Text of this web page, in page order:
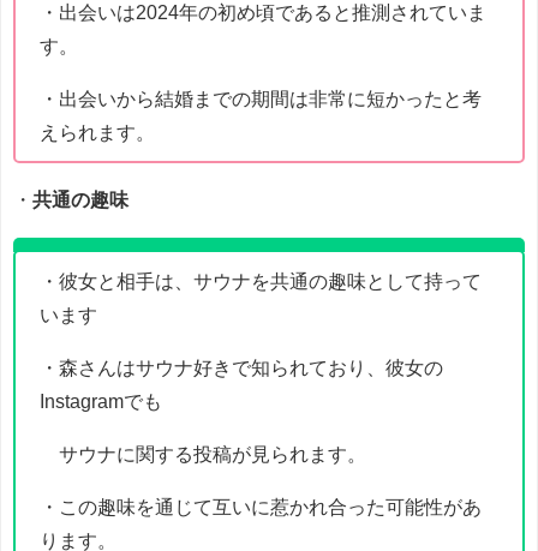
・出会いは2024年の初め頃であると推測されていま
す。
・出会いから結婚までの期間は非常に短かったと考
えられます。
・ 共通の趣味
・彼女と相手は、サウナを共通の趣味として持って
います
・森さんはサウナ好きで知られており、彼女の
Instagramでも
サウナに関する投稿が見られます。
・この趣味を通じて互いに惹かれ合った可能性があ
ります。